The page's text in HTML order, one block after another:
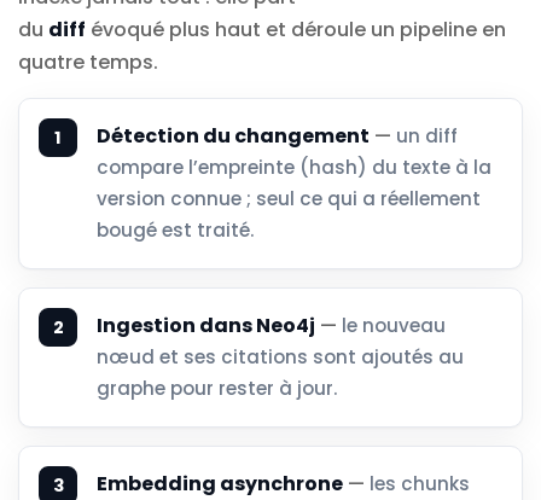
du diff évoqué plus haut et déroule un pipeline en
quatre temps.
Détection du changement — un diff
compare l’empreinte (hash) du texte à la
version connue ; seul ce qui a réellement
bougé est traité.
Ingestion dans Neo4j — le nouveau
nœud et ses citations sont ajoutés au
graphe pour rester à jour.
Embedding asynchrone — les chunks